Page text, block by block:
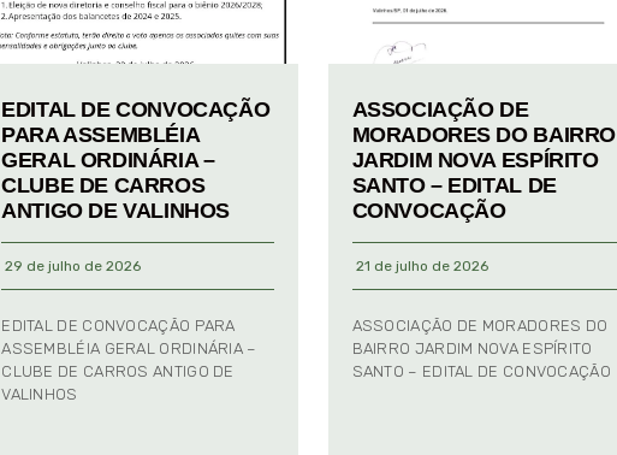
EDITAL DE CONVOCAÇÃO
PARA ASSEMBLÉIA
GERAL ORDINÁRIA –
CLUBE DE CARROS
ANTIGO DE VALINHOS
29 de julho de 2026
EDITAL DE CONVOCAÇÃO PARA
ASSEMBLÉIA GERAL ORDINÁRIA –
CLUBE DE CARROS ANTIGO DE
VALINHOS
ASSOCIAÇÃO DE
MORADORES DO BAIRRO
JARDIM NOVA ESPÍRITO
SANTO – EDITAL DE
CONVOCAÇÃO
21 de julho de 2026
ASSOCIAÇÃO DE MORADORES DO
BAIRRO JARDIM NOVA ESPÍRITO
SANTO – EDITAL DE CONVOCAÇÃO